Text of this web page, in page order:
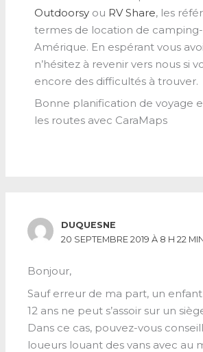
Outdoorsy ou RV Share, les
termes de location de
Amérique. En espérant vous
n’hésitez à revenir vers nous si
encore des difficultés à trouver.
Bonne planification de voyage
les routes avec CaraMaps
DUQUESNE
20 SEPTEMBRE 2019 À 8 H 22
Bonjour,
Sauf erreur de ma part, un
12 ans ne peut s’assoir sur un
Dans ce cas, pouvez-vous
loueurs louant des vans avec au